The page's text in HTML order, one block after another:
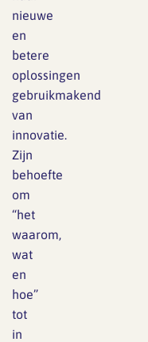
nieuwe
en
betere
oplossingen
gebruikmakend
van
innovatie.
Zijn
behoefte
om
“het
waarom,
wat
en
hoe”
tot
in